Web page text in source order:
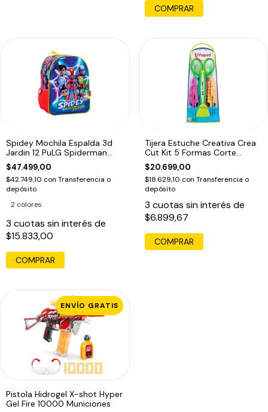
COMPRAR
Spidey Mochila Espalda 3d
Jardin 12 PuLG Spiderman
Marvel Ed
$47.499,00
$42.749,10 con Transferencia o
depósito
2 colores
3 cuotas sin interés de
$15.833,00
COMPRAR
Tijera Estuche Creativa Crea
Cut Kit 5 Formas Corte
Maped Ed
$20.699,00
$18.629,10 con Transferencia o
depósito
3 cuotas sin interés de
$6.899,67
ENVÍO GRATIS
Pistola Hidrogel X-shot Hyper
Gel Fire 10000 Municiones